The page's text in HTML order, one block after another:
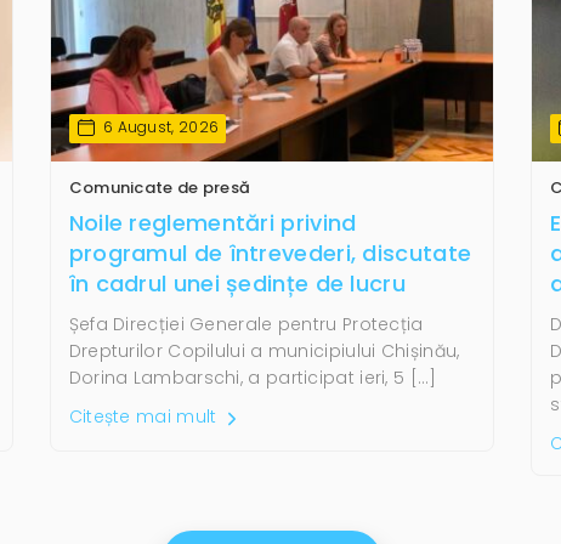
6 August, 2026
Comunicate de presă
Noile reglementări privind
programul de întrevederi, discutate
în cadrul unei ședințe de lucru
Șefa Direcției Generale pentru Protecția
Drepturilor Copilului a municipiului Chișinău,
Dorina Lambarschi, a participat ieri, 5 […]
Citește mai mult